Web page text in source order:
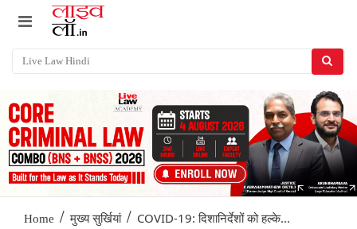
Home / मुख्य सुर्खियां / COVID-19: दिशानिर्देशों को हल्के...